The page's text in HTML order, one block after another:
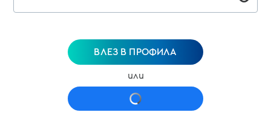
ВЛЕЗ В ПРОФИЛА
или